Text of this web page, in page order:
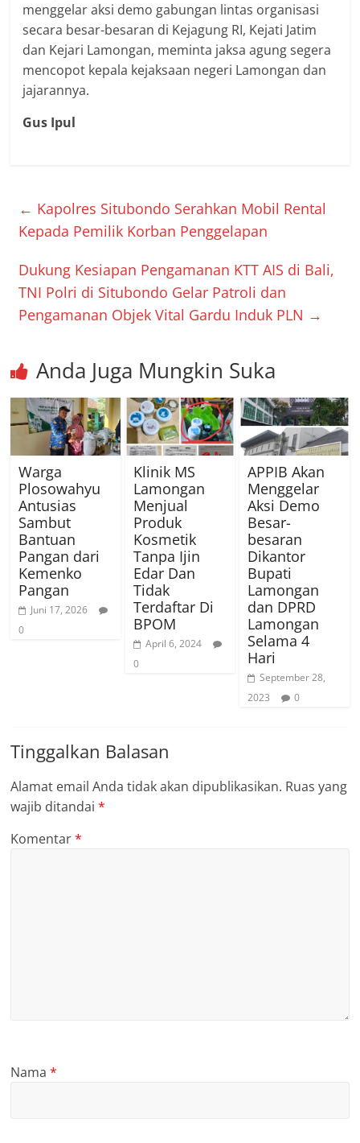
menggelar aksi demo gabungan lintas organisasi
secara besar-besaran di Kejagung RI, Kejati Jatim
dan Kejari Lamongan, meminta jaksa agung segera
mencopot kepala kejaksaan negeri Lamongan dan
jajarannya.
Gus Ipul
← Kapolres Situbondo Serahkan Mobil Rental
Kepada Pemilik Korban Penggelapan
Dukung Kesiapan Pengamanan KTT AIS di Bali,
TNI Polri di Situbondo Gelar Patroli dan
Pengamanan Objek Vital Gardu Induk PLN →
Anda Juga Mungkin Suka
Warga
Plosowahyu
Antusias
Sambut
Bantuan
Pangan dari
Kemenko
Pangan
Juni 17, 2026
0
Klinik MS
Lamongan
Menjual
Produk
Kosmetik
Tanpa Ijin
Edar Dan
Tidak
Terdaftar Di
BPOM
April 6, 2024
0
APPIB Akan
Menggelar
Aksi Demo
Besar-
besaran
Dikantor
Bupati
Lamongan
dan DPRD
Lamongan
Selama 4
Hari
September 28,
2023
0
Tinggalkan Balasan
Alamat email Anda tidak akan dipublikasikan. Ruas yang
wajib ditandai*
Komentar*
Nama*